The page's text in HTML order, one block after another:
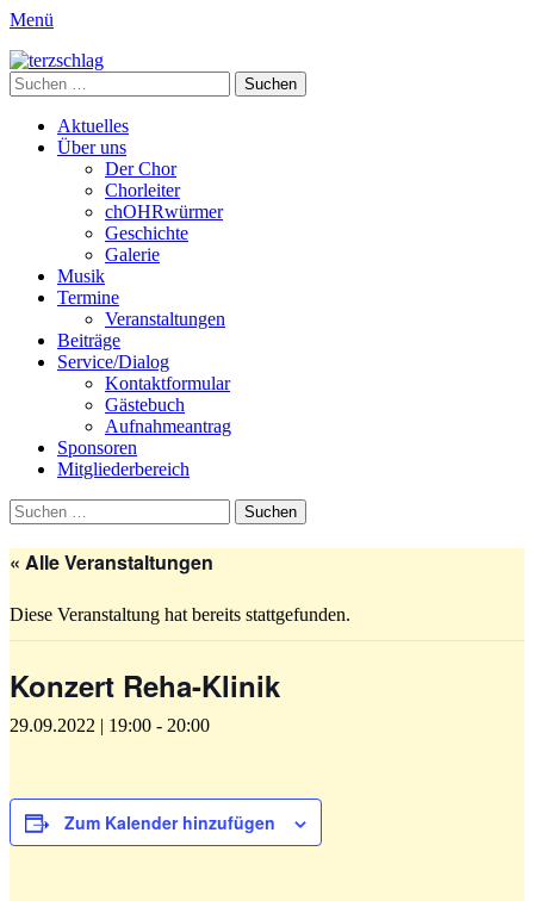
Menü
terzschlag
Gemischter Chor Hetzdorf e. V.
Suche
nach:
Primäres
Menü
Zum
Inhalt
Aktuelles
Über uns
Der Chor
Chorleiter
chOHRwürmer
Geschichte
Galerie
Musik
Termine
Veranstaltungen
Beiträge
Service/Dialog
Kontaktformular
Gästebuch
Aufnahmeantrag
Sponsoren
Mitgliederbereich
Suchen
Suche
nach:
« Alle Veranstaltungen
Diese Veranstaltung hat bereits stattgefunden.
Konzert Reha-Klinik
29.09.2022 | 19:00 - 20:00
Zum Kalender hinzufügen